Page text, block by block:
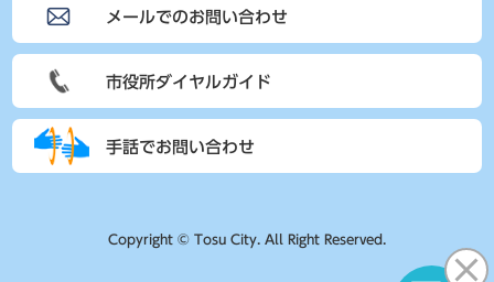
メールでのお問い合わせ
市役所ダイヤルガイド
手話でお問い合わせ
Copyright © Tosu City. All Right Reserved.